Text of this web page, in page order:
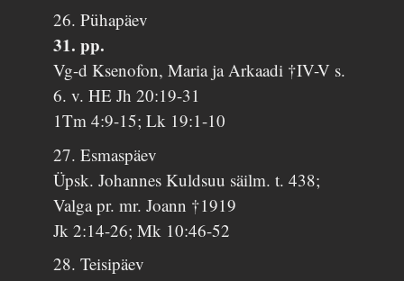
26. Pühapäev
31. pp.
Vg-d Ksenofon, Maria ja Arkaadi †IV-V s.
6. v. HE Jh 20:19-31
1Tm 4:9-15; Lk 19:1-10
27. Esmaspäev
Üpsk. Johannes Kuldsuu säilm. t. 438;
Valga pr. mr. Joann †1919
Jk 2:14-26; Mk 10:46-52
28. Teisipäev